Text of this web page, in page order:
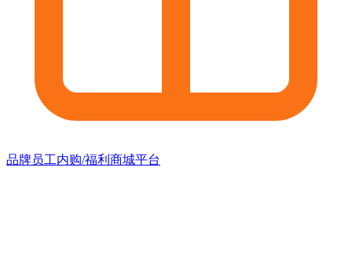
品牌员工内购/福利商城平台